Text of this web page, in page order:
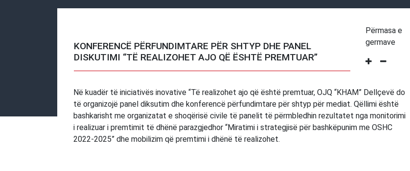
KONFERENCË PËRFUNDIMTARE PËR SHTYP DHE PANEL
DISKUTIMI “TË REALIZOHET AJO QË ËSHTË PREMTUAR”
Përmasa e
germave
Në kuadër të iniciativës inovative “Të realizohet ajo që është premtuar, OJQ “KHAM” Dellçevë do
të organizojë panel diksutim dhe konferencë përfundimtare për shtyp për mediat. Qëllimi është
bashkarisht me organizatat e shoqërisë civile të panelit të përmbledhin rezultatet nga monitorimi
i realizuar i premtimit të dhënë parazgjedhor “Miratimi i strategjisë për bashkëpunim me OSHC
2022-2025” dhe mobilizim që premtimi i dhënë të realizohet.